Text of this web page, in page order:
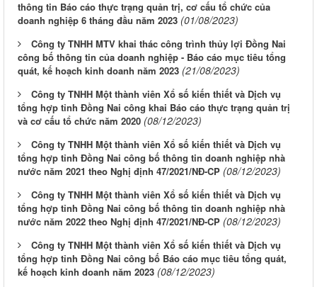
thông tin Báo cáo thực trạng quản trị, cơ cấu tổ chức của
doanh nghiệp 6 tháng đầu năm 2023 (01/08/2023)
Công ty TNHH MTV khai thác công trình thủy lợi Đồng Nai
công bố thông tin của doanh nghiệp - Báo cáo mục tiêu tổng
quát, kế hoạch kinh doanh năm 2023 (21/08/2023)
Công ty TNHH Một thành viên Xổ số kiến thiết và Dịch vụ
tổng hợp tỉnh Đồng Nai công khai Báo cáo thực trạng quản trị
và cơ cấu tổ chức năm 2020 (08/12/2023)
Công ty TNHH Một thành viên Xổ số kiến thiết và Dịch vụ
tổng hợp tỉnh Đồng Nai công bố thông tin doanh nghiệp nhà
nước năm 2021 theo Nghị định 47/2021/NĐ-CP (08/12/2023)
Công ty TNHH Một thành viên Xổ số kiến thiết và Dịch vụ
tổng hợp tỉnh Đồng Nai công bố thông tin doanh nghiệp nhà
nước năm 2022 theo Nghị định 47/2021/NĐ-CP (08/12/2023)
Công ty TNHH Một thành viên Xổ số kiến thiết và Dịch vụ
tổng hợp tỉnh Đồng Nai công bố Báo cáo mục tiêu tổng quát,
kế hoạch kinh doanh năm 2023 (08/12/2023)